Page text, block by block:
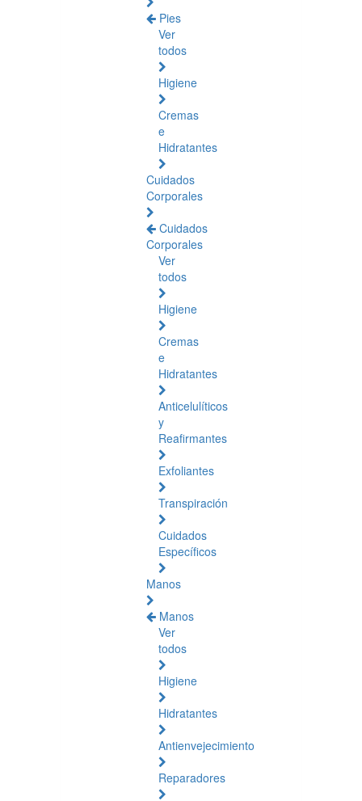
Pies
Ver
todos
Higiene
Cremas
e
Hidratantes
Cuidados
Corporales
Cuidados
Corporales
Ver
todos
Higiene
Cremas
e
Hidratantes
Anticelulíticos
y
Reafirmantes
Exfoliantes
Transpiración
Cuidados
Específicos
Manos
Manos
Ver
todos
Higiene
Hidratantes
Antienvejecimiento
Reparadores